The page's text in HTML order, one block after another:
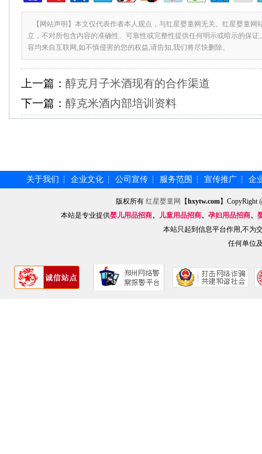
【网站声明】本文仅代表作者本人观点，与红星婴童网无关。红星婴童网
立，不对所包含内容的准确性、可靠性或完整性提供任何明示或暗示的保
容均来自互联网,如不慎侵害的您的权益,请告知,我们将尽快删除。
上一篇： 醇克月子米酒现有的合作渠道
下一篇： 醇克米酒内部培训资料
关于我们 ┆ 企业文化 ┆ 公司宣传 ┆ 服务范围 ┆ 宣传推广 ┆ 企
版权所有红星婴童网 【hxytw.com】CopyRight
本站是专业提供婴儿用品招商、 儿童用品招商、 孕妇用品招商、
本站只起到信息平台作用,不为
任何单位